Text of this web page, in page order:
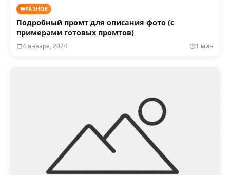
РАЗНОЕ
Подробный промт для описания фото (с
примерами готовых промтов)
4 января, 2024 1 мин